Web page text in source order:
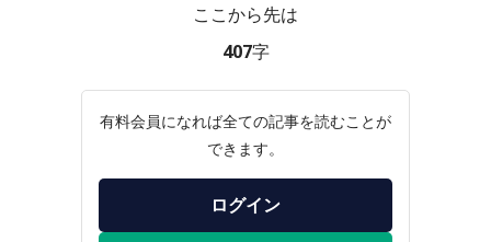
ここから先は
407字
有料会員になれば全ての記事を読むことが
できます。
ログイン